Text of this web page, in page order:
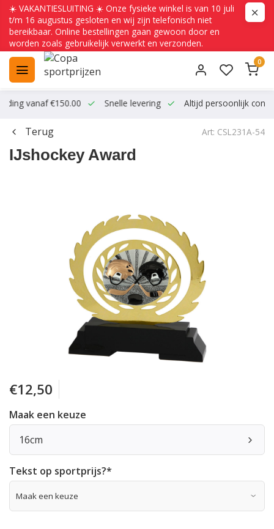
☀️ VAKANTIESLUITING ☀️ Onze fysieke winkel is van 10 juli
t/m 16 augustus gesloten en wij zijn telefonisch niet
bereikbaar. Online bestellingen gaan gewoon door en
worden zoals gebruikelijk verwerkt en verzonden.
0
vanaf €150.00 Snelle levering Altijd persoonlijk
Terug Art: CSL231A-54
IJshockey Award
€12,50
Maak een keuze
16cm
Tekst op sportprijs?*